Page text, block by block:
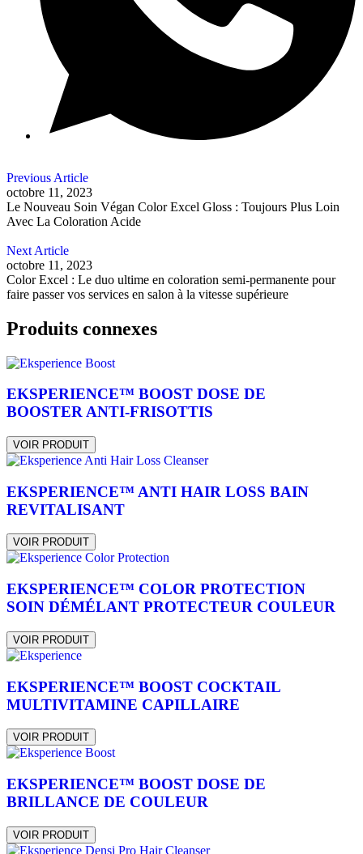
Previous Article
octobre 11, 2023
Le Nouveau Soin Végan Color Excel Gloss : Toujours Plus Loin
Avec La Coloration Acide
Next Article
octobre 11, 2023
Color Excel : Le duo ultime en coloration semi-permanente pour
faire passer vos services en salon à la vitesse supérieure
Produits connexes
EKSPERIENCE™ BOOST DOSE DE
BOOSTER ANTI-FRISOTTIS
VOIR PRODUIT
EKSPERIENCE™ ANTI HAIR LOSS BAIN
REVITALISANT
VOIR PRODUIT
EKSPERIENCE™ COLOR PROTECTION
SOIN DÉMÉLANT PROTECTEUR COULEUR
VOIR PRODUIT
EKSPERIENCE™ BOOST COCKTAIL
MULTIVITAMINE CAPILLAIRE
VOIR PRODUIT
EKSPERIENCE™ BOOST DOSE DE
BRILLANCE DE COULEUR
VOIR PRODUIT